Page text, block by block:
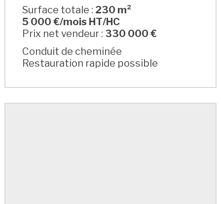
Surface totale : 230 m²
5 000 €/mois HT/HC
Prix net vendeur : 330 000 €
Conduit de cheminée
Restauration rapide possible